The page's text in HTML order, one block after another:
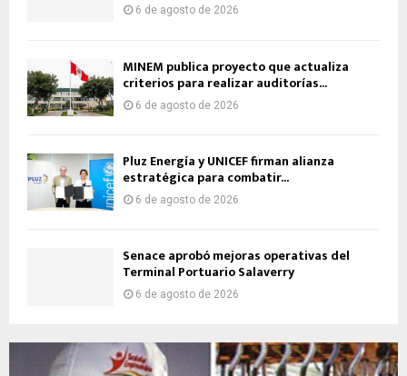
6 de agosto de 2026
MINEM publica proyecto que actualiza
criterios para realizar auditorías...
6 de agosto de 2026
Pluz Energía y UNICEF firman alianza
estratégica para combatir...
6 de agosto de 2026
Senace aprobó mejoras operativas del
Terminal Portuario Salaverry
6 de agosto de 2026